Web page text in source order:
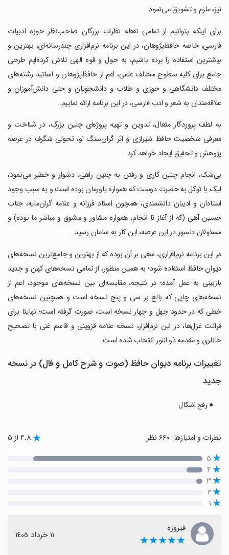
نیز، ملزم و تشویق می‌نمود.
‏‏‏برای اینکه بتوانیم از تمامی نقطه نظرات بزرگان صاحب‌نظر حوزه ادبیات
فارسی، خاصه حافظ‌پژوهان، در این برنامه نرم‌افزاری چندرسانه‌ای، بهترین و
بیشترین استفاده را برده باشیم، به حول و قوه الهی تلاش کرده‌ایم طرحی
جامع برای کلیه سطوح مختلف علمی، اعم از حافظ‌پژوهان و اساتید رشته‌های
مختلف دانشگاهی و حوزی و طلاب و دانشجویان و حتی دانش‌آموزان و
علاقه‌مندان به شعر و ادب فارسی، در این برنامه ارائه نماییم.
‏‏‏به لطف پروردگار متعال، تدوین و تهیه پروژه‌ای چنین بزرگ، در شناخت و
معرفی شخصیت حافظ شیرازی و اثر گران‌سنگ او، تحولی شگرف در عرصه
پژوهش و تحقیق ایجاد خواهد کرد.
‏‏‏بی‌شک، انجام چنین کاری و رفتن به چنین راهی، دشوار و خطیر می‌نمود،
لیک با توکل به حضرت دوست که همواره یاورمان بوده است و به سبب وجود
استادان و ادیبان دانشمندی، همچون استاد فرزانه و علامه گران‌مایه، جناب
حسین آهی (که از آغاز تا انجام، همواره مشاور و مشوق و مباشر ما بوده) و
مسئولان دلسوز در این عرصه، این کار به سامان رسید.
‏‏‏در این برنامه نرم‌افزاری، سعی بر آن بوده که از بهترین و جامع‌ترین نسخه‌های
دیوان حافظ استفاده شود؛ به همین منظور، از تمامی نسخه‌های کهن و جدید
بازبینی به عمل آمده؛ در نتیجه، مقایسه‌ا‌ی بین نسخه‌های موجود، اعم از
نسخه‌های چاپی که بالغ بر سی و پنج نسخه است و همچنین نسخه‌های
خطی که در حدود چهل و چهار نسخه است، صورت گرفته است؛ نهایتا برای
قرائت غزل‌ها، در این نرم‌افزار، نسخه علامه قزوینی و قاسم غنی با تصحیح
خانلری و مقدمه ذو النور انتخاب شده است.
تغییرات برنامه ‏دیوان حافظ (صوت و شرح کامل و فال) در نسخه
جدید
● رفع اشکال
نظرات و امتیازها ۴.۸ از ۵
۵
۴
۳
۲
۱
فیروزه
★★★★★ ١١ خرداد ١٤٠٥